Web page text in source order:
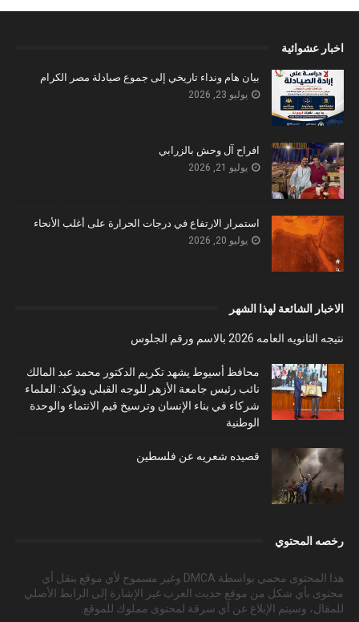
اخبار عشوائية
بيان هام ونداء تاريخي إلى جموع صيادلة مصر الكرام
يوليو 23, 2026
افراح آل وحش بالزرابي
يوليو 21, 2026
استمرار الارتفاع في درجات الحرارة على أغلب الأنحاء
يوليو 20, 2026
الاخبار الشائعة لهذا الشهر
نتيجه الثانويه العامه 2026 بالاسم ورقم الجلوس
محافظ أسيوط يشهد تكريم الدكتور محمد عبد المالك
نائب رئيس جامعة الأزهر للوجه القبلي ويؤكد: العلماء
شركاء في بناء الإنسان وترسيخ قيم الانتماء والوحدة
الوطنية
قصيده شعريه عن فلسطين
رخصه المحتوي
هذا المحتوى محمي بواسطة DMCA وغير مسموح لأي موقع بنقل أي
محتوى بأي شكل من موقع حديث العرب غير الإشارة إلى الرابط الأصلي
للمقال، وسيتم الإبلاغ عن أي سرقة لمحتوى مملوك للموقع.